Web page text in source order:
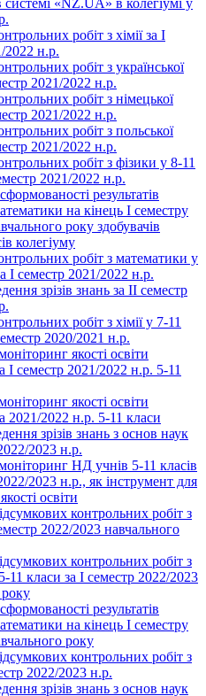
«NZ.UA» в колегіумі у
робіт з хімії за І
2022 н.р.
робіт з української
2021/2022 н.р.
робіт з німецької
2021/2022 н.р.
робіт з польської
2021/2022 н.р.
робіт з фізики у 8-11
2021/2022 н.р.
результатів
на кінець І семестру
року здобувачів
колегіуму
робіт з математики у
І семестр 2021/2022 н.р.
зрізів знань за ІІ семестр
робіт з хімії у 7-11
2020/2021 н.р.
якості освіти
І семестр 2021/2022 н.р. 5-11
якості освіти
2021/2022 н.р. 5-11 класи
зрізів знань з основ наук
2023 н.р.
НД учнів 5-11 класів
2023 н.р., як інструмент для
освіти
контрольних робіт з
2022/2023 навчального
контрольних робіт з
11 класи за І семестр 2022/2023
результатів
на кінець І семестру
року
контрольних робіт з
2022/2023 н.р.
зрізів знань з основ наук